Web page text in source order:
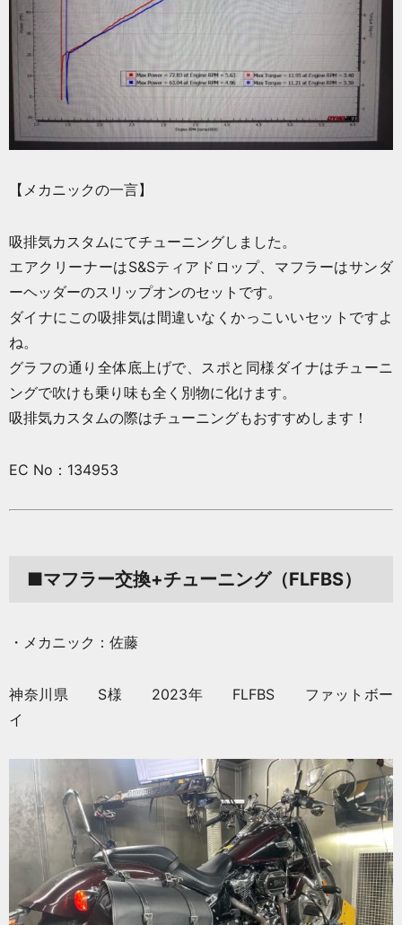
【メカニックの一言】
吸排気カスタムにてチューニングしました。
エアクリーナーはS&Sティアドロップ、マフラーはサンダ
ーヘッダーのスリップオンのセットです。
ダイナにこの吸排気は間違いなくかっこいいセットですよ
ね。
グラフの通り全体底上げで、スポと同様ダイナはチューニ
ングで吹けも乗り味も全く別物に化けます。
吸排気カスタムの際はチューニングもおすすめします！
EC No：134953
■マフラー交換+チューニング（FLFBS）
・メカニック：佐藤
神奈川県 S様 2023年 FLFBS ファットボー
イ